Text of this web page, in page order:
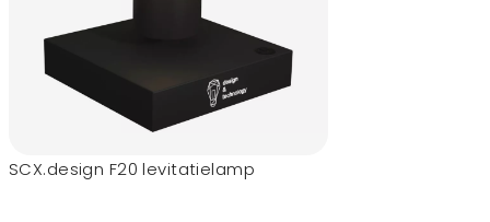
SCX.design F20 levitatielamp